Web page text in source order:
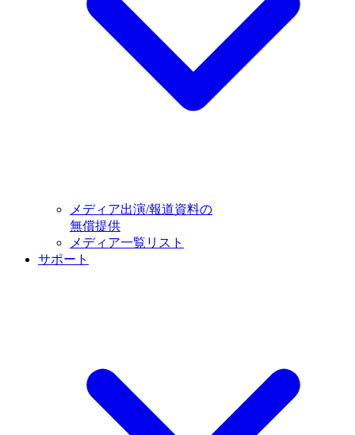
メディア出演/報道資料の
無償提供
メディア一覧リスト
サポート